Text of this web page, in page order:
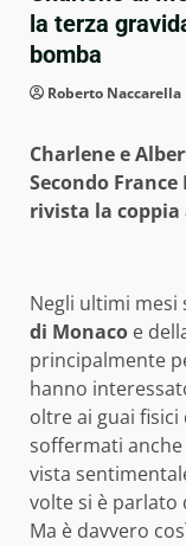
la terza
bomba
Roberto Naccarella
Charlene e
Secondo
rivista la coppia
Negli ultimi
di Monaco e
principalmente
hanno
oltre ai guai
soffermati
vista
volte si è parlato
Ma è davvero